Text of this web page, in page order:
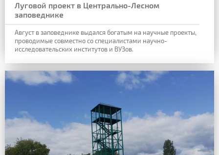
Луговой проект в Центрально-Лесном
заповеднике
Август в заповеднике выдался богатым на научные проекты,
проводимые совместно со специалистами научно-
исследовательских институтов и ВУЗов.